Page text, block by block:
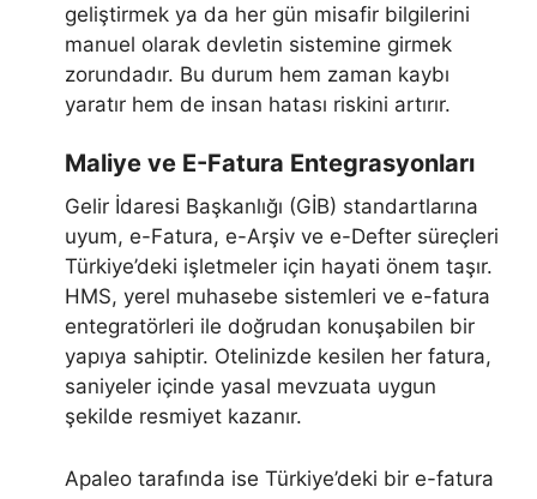
geliştirmek ya da her gün misafir bilgilerini
manuel olarak devletin sistemine girmek
zorundadır. Bu durum hem zaman kaybı
yaratır hem de insan hatası riskini artırır.
Maliye ve E-Fatura Entegrasyonları
Gelir İdaresi Başkanlığı (GİB) standartlarına
uyum, e-Fatura, e-Arşiv ve e-Defter süreçleri
Türkiye’deki işletmeler için hayati önem taşır.
HMS, yerel muhasebe sistemleri ve e-fatura
entegratörleri ile doğrudan konuşabilen bir
yapıya sahiptir. Otelinizde kesilen her fatura,
saniyeler içinde yasal mevzuata uygun
şekilde resmiyet kazanır.
Apaleo tarafında ise Türkiye’deki bir e-fatura